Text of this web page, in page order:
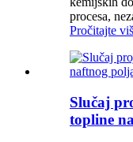
procesa,
Pročitajte
Slučaj
topline